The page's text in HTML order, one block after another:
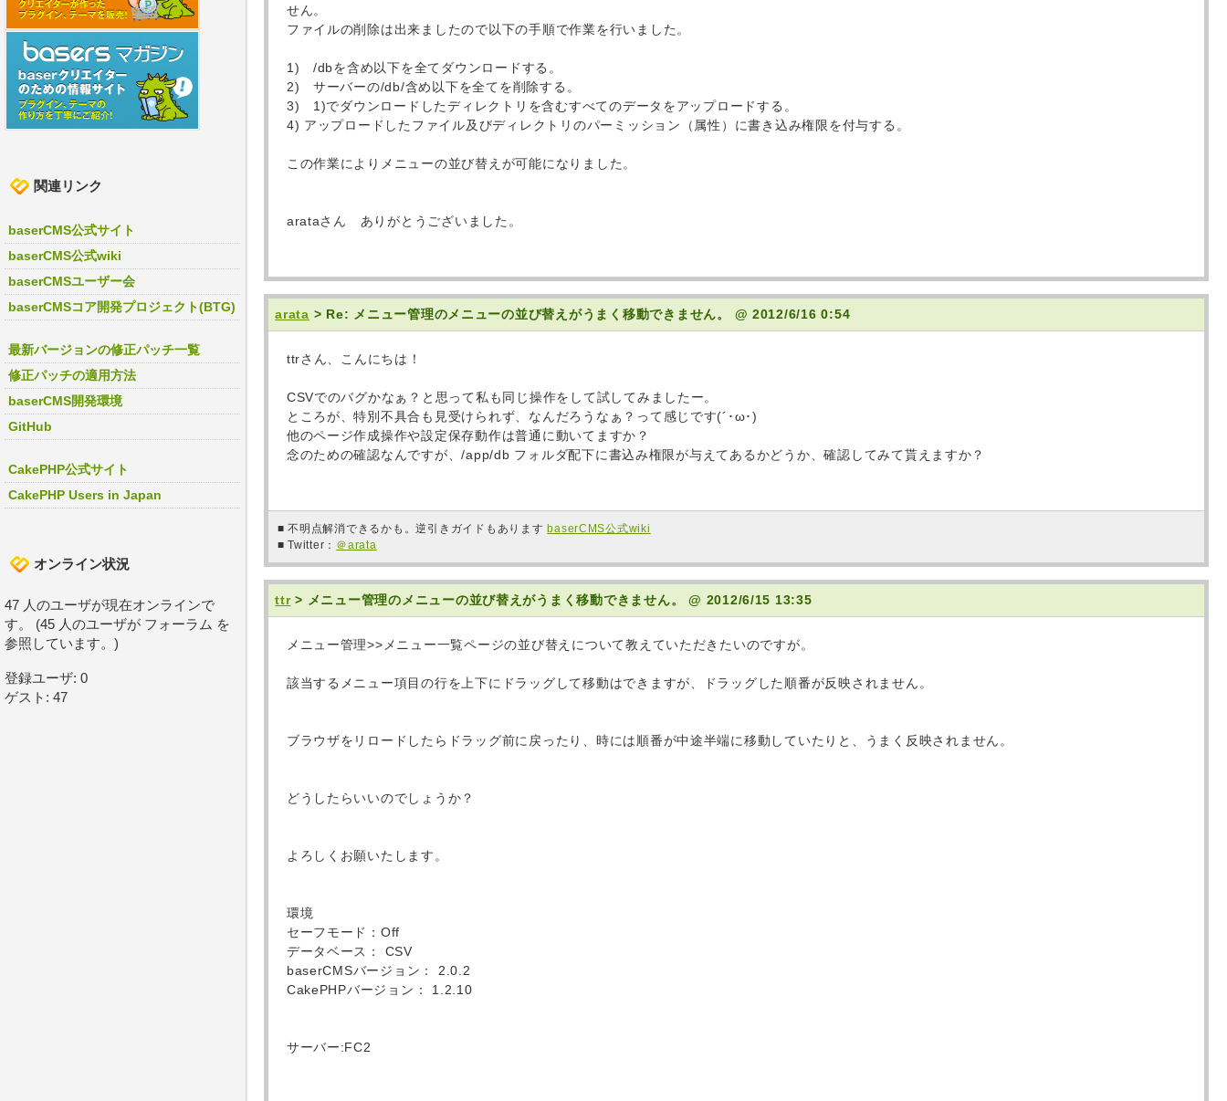
せん。
ファイルの削除は出来ましたので以下の手順で作業を行いました。
1) /dbを含め以下を全てダウンロードする。
2) サーバーの/db/含め以下を全てを削除する。
3) 1)でダウンロードしたディレクトリを含むすべてのデータをアップロードする。
4) アップロードしたファイル及びディレクトリのパーミッション（属性）に書き込み権限を付与する。
この作業によりメニューの並び替えが可能になりました。
arataさん ありがとうございました。
arata > Re: メニュー管理のメニューの並び替えがうまく移動できません。 @ 2012/6/16 0:54
ttrさん、こんにちは！
CSVでのバグかなぁ？と思って私も同じ操作をして試してみましたー。
ところが、特別不具合も見受けられず、なんだろうなぁ？って感じです(´･ω･)
他のページ作成操作や設定保存動作は普通に動いてますか？
念のための確認なんですが、/app/db フォルダ配下に書込み権限が与えてあるかどうか、確認してみて貰えますか？
■ 不明点解消できるかも。逆引きガイドもあります baserCMS公式wiki
■ Twitter： ＠arata
ttr> メニュー管理のメニューの並び替えがうまく移動できません。@ 2012/6/15 13:35
メニュー管理>>メニュー一覧ページの並び替えについて教えていただきたいのですが。
該当するメニュー項目の行を上下にドラッグして移動はできますが、ドラッグした順番が反映されません。
ブラウザをリロードしたらドラッグ前に戻ったり、時には順番が中途半端に移動していたりと、うまく反映されません。
どうしたらいいのでしょうか？
よろしくお願いたします。
環境
セーフモード：Off
データベース： CSV
baserCMSバージョン： 2.0.2
CakePHPバージョン： 1.2.10
サーバー:FC2
関連リンク
baserCMS公式サイト
baserCMS公式wiki
baserCMSユーザー会
baserCMSコア開発プロジェクト(BTG)
最新バージョンの修正パッチ一覧
修正パッチの適用方法
baserCMS開発環境
GitHub
CakePHP公式サイト
CakePHP Users in Japan
オンライン状況
47 人のユーザが現在オンラインで
す。 (45 人のユーザが フォーラム を
参照しています。)
登録ユーザ: 0
ゲスト: 47